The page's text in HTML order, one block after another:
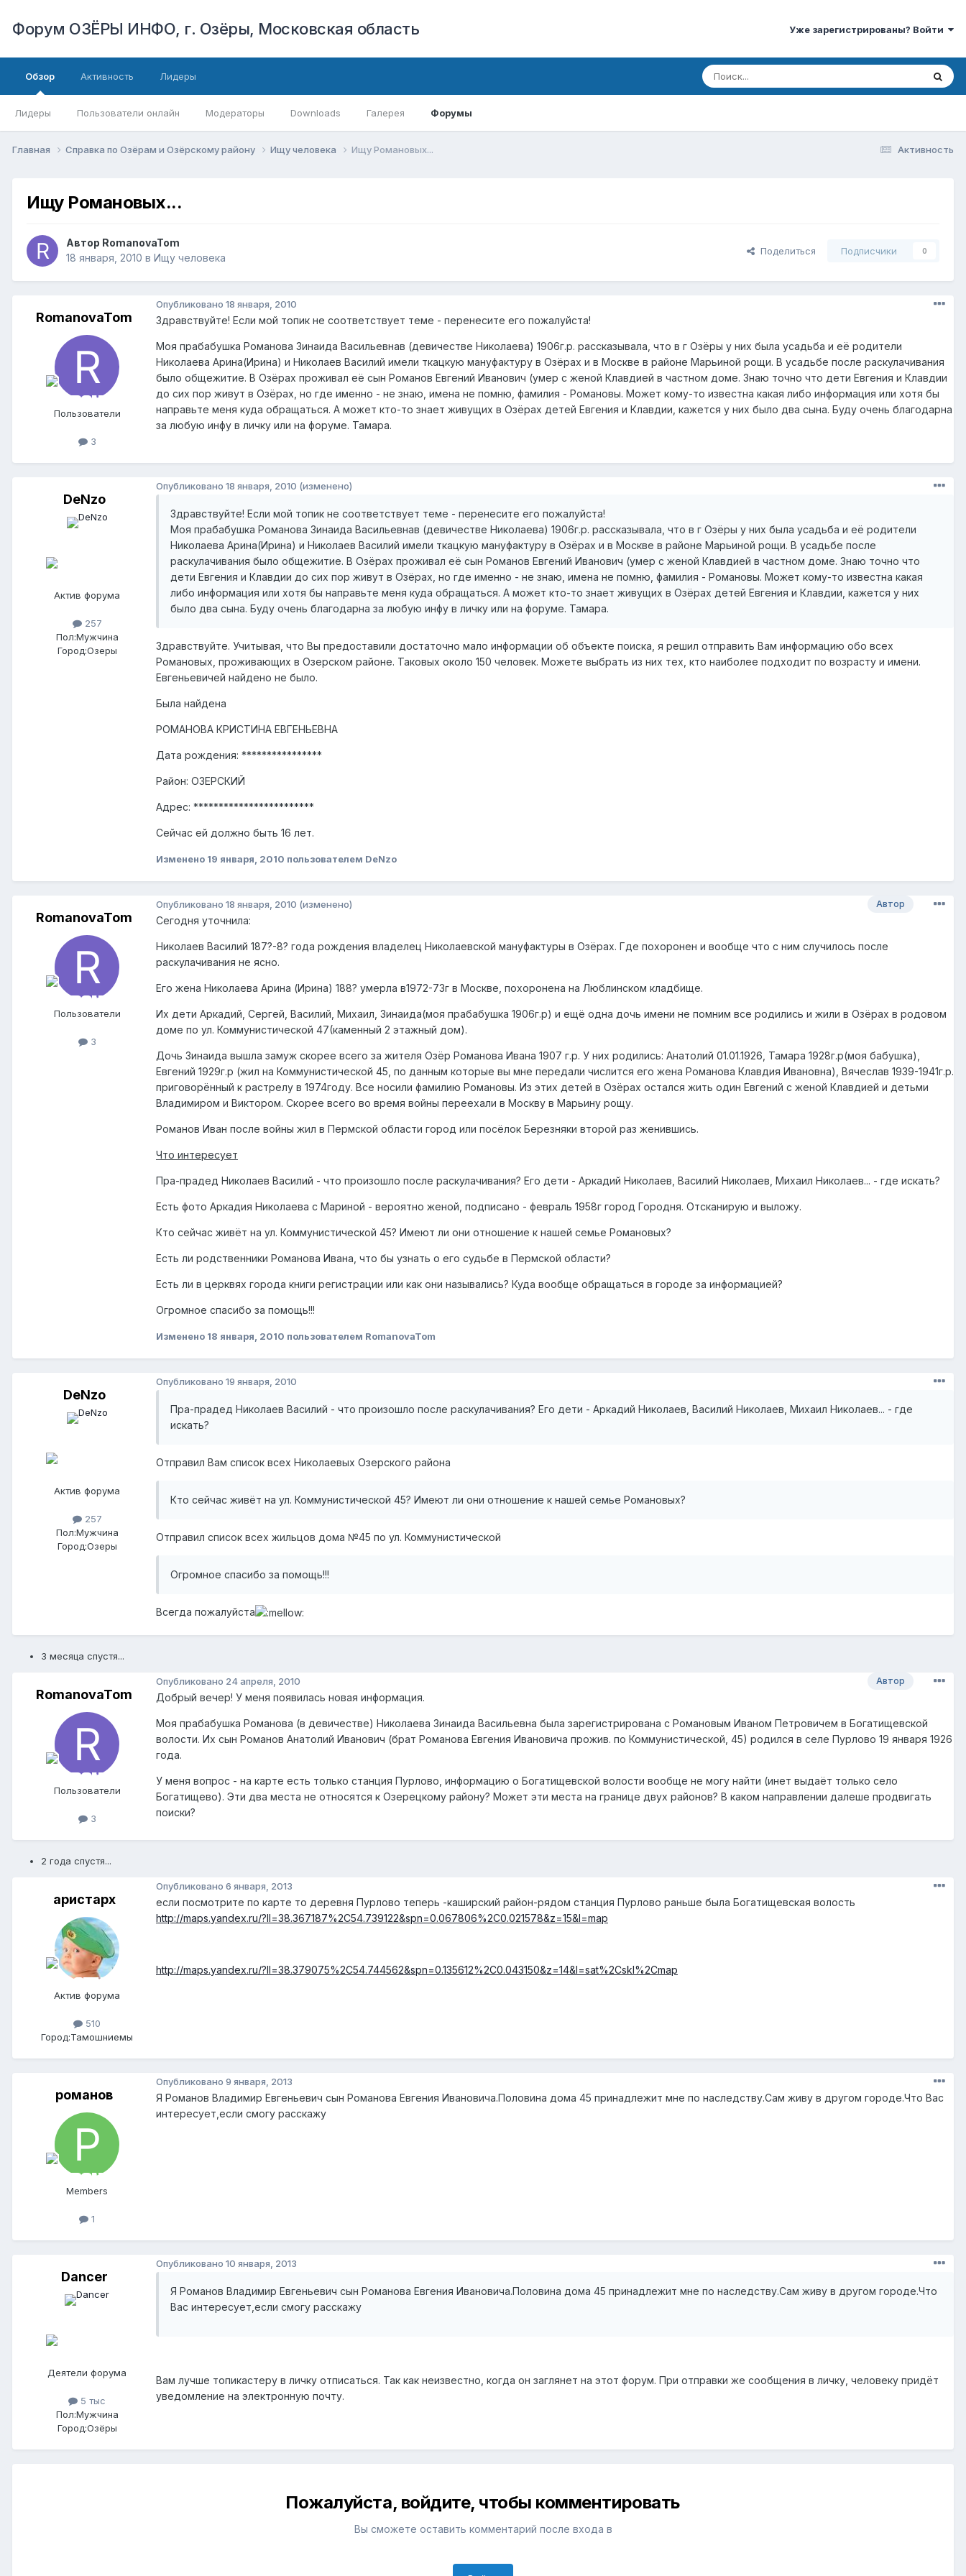
Форум ОЗЁРЫ ИНФО, г. Озёры, Московская область Уже зарегистрированы? Войти
Обзор
Лидеры Пользователи онлайн Модераторы Downloads Галерея Форумы
Активность Лидеры
Активность
Главная Справка по Озёрам и Озёрскому району Ищу человека Ищу Романовых...
Ищу Романовых...
Автор RomanovaTom
18 января, 2010 в Ищу человека
Поделиться Подписчики 0
RomanovaTom
Пользователи
3
Опубликовано 18 января, 2010
Здравствуйте! Если мой топик не соответствует теме - перенесите его пожалуйста!
Моя прабабушка Романова Зинаида Васильевнав (девичестве Николаева) 1906г.р. рассказывала, что в г Озёры у них была усадьба и её родители
Николаева Арина(Ирина) и Николаев Василий имели ткацкую мануфактуру в Озёрах и в Москве в районе Марьиной рощи. В усадьбе после раскулачивания
было общежитие. В Озёрах проживал её сын Романов Евгений Иванович (умер с женой Клавдией в частном доме. Знаю точно что дети Евгения и Клавдии
до сих пор живут в Озёрах, но где именно - не знаю, имена не помню, фамилия - Романовы. Может кому-то известна какая либо информация или хотя бы
направьте меня куда обращаться. А может кто-то знает живущих в Озёрах детей Евгения и Клавдии, кажется у них было два сына. Буду очень благодарна
за любую инфу в личку или на форуме. Тамара.
DeNzo
Актив форума
257
Пол:Мужчина
Город:Озеры
Опубликовано 18 января, 2010 (изменено)
Здравствуйте! Если мой топик не соответствует теме - перенесите его пожалуйста!
Моя прабабушка Романова Зинаида Васильевнав (девичестве Николаева) 1906г.р. рассказывала, что в г Озёры у них была усадьба и её родители
Николаева Арина(Ирина) и Николаев Василий имели ткацкую мануфактуру в Озёрах и в Москве в районе Марьиной рощи. В усадьбе после
раскулачивания было общежитие. В Озёрах проживал её сын Романов Евгений Иванович (умер с женой Клавдией в частном доме. Знаю точно что
дети Евгения и Клавдии до сих пор живут в Озёрах, но где именно - не знаю, имена не помню, фамилия - Романовы. Может кому-то известна какая
либо информация или хотя бы направьте меня куда обращаться. А может кто-то знает живущих в Озёрах детей Евгения и Клавдии, кажется у них
было два сына. Буду очень благодарна за любую инфу в личку или на форуме. Тамара.
Здравствуйте. Учитывая, что Вы предоставили достаточно мало информации об объекте поиска, я решил отправить Вам информацию обо всех
Романовых, проживающих в Озерском районе. Таковых около 150 человек. Можете выбрать из них тех, кто наиболее подходит по возрасту и имени.
Евгеньевичей найдено не было.
Была найдена
РОМАНОВА КРИСТИНА ЕВГЕНЬЕВНА
Дата рождения: ****************
Район: ОЗЕРСКИЙ
Адрес: ************************
Сейчас ей должно быть 16 лет.
Изменено 19 января, 2010 пользователем DeNzo
RomanovaTom
Пользователи
3
Автор
Опубликовано 18 января, 2010 (изменено)
Сегодня уточнила:
Николаев Василий 187?-8? года рождения владелец Николаевской мануфактуры в Озёрах. Где похоронен и вообще что с ним случилось после
раскулачивания не ясно.
Его жена Николаева Арина (Ирина) 188? умерла в1972-73г в Москве, похоронена на Люблинском кладбище.
Их дети Аркадий, Сергей, Василий, Михаил, Зинаида(моя прабабушка 1906г.р) и ещё одна дочь имени не помним все родились и жили в Озёрах в родовом
доме по ул. Коммунистической 47(каменный 2 этажный дом).
Дочь Зинаида вышла замуж скорее всего за жителя Озёр Романова Ивана 1907 г.р. У них родились: Анатолий 01.01.1926, Тамара 1928г.р(моя бабушка),
Евгений 1929г.р (жил на Коммунистической 45, по данным которые вы мне передали числится его жена Романова Клавдия Ивановна), Вячеслав 1939-1941г.р.
приговорённый к растрелу в 1974году. Все носили фамилию Романовы. Из этих детей в Озёрах остался жить один Евгений с женой Клавдией и детьми
Владимиром и Виктором. Скорее всего во время войны переехали в Москву в Марьину рощу.
Романов Иван после войны жил в Пермской области город или посёлок Березняки второй раз женившись.
Что интересует
Пра-прадед Николаев Василий - что произошло после раскулачивания? Его дети - Аркадий Николаев, Василий Николаев, Михаил Николаев... - где искать?
Есть фото Аркадия Николаева с Мариной - вероятно женой, подписано - февраль 1958г город Городня. Отсканирую и выложу.
Кто сейчас живёт на ул. Коммунистической 45? Имеют ли они отношение к нашей семье Романовых?
Есть ли родственники Романова Ивана, что бы узнать о его судьбе в Пермской области?
Есть ли в церквях города книги регистрации или как они назывались? Куда вообще обращаться в городе за информацией?
Огромное спасибо за помощь!!!
Изменено 18 января, 2010 пользователем RomanovaTom
DeNzo
Актив форума
257
Пол:Мужчина
Город:Озеры
Опубликовано 19 января, 2010
Пра-прадед Николаев Василий - что произошло после раскулачивания? Его дети - Аркадий Николаев, Василий Николаев, Михаил Николаев... - где
искать?
Отправил Вам список всех Николаевых Озерского района
Кто сейчас живёт на ул. Коммунистической 45? Имеют ли они отношение к нашей семье Романовых?
Отправил список всех жильцов дома №45 по ул. Коммунистической
Огромное спасибо за помощь!!!
Всегда пожалуйста
3 месяца спустя...
RomanovaTom
Пользователи
3
Автор
Опубликовано 24 апреля, 2010
Добрый вечер! У меня появилась новая информация.
Моя прабабушка Романова (в девичестве) Николаева Зинаида Васильевна была зарегистрирована с Романовым Иваном Петровичем в Богатищевской
волости. Их сын Романов Анатолий Иванович (брат Романова Евгения Ивановича прожив. по Коммунистической, 45) родился в селе Пурлово 19 января 1926
года.
У меня вопрос - на карте есть только станция Пурлово, информацию о Богатищевской волости вообще не могу найти (инет выдаёт только село
Богатищево). Эти два места не относятся к Озерецкому району? Может эти места на границе двух районов? В каком направлении далеше продвигать
поиски?
2 года спустя...
аристарх
Актив форума
510
Город:Тамошниемы
Опубликовано 6 января, 2013
если посмотрите по карте то деревня Пурлово теперь -каширский район-рядом станция Пурлово раньше была Богатищевская волость
http://maps.yandex.ru/?ll=38.367187%2C54.739122&spn=0.067806%2C0.021578&z=15&l=map
http://maps.yandex.ru/?ll=38.379075%2C54.744562&spn=0.135612%2C0.043150&z=14&l=sat%2Cskl%2Cmap
романов
Members
1
Опубликовано 9 января, 2013
Я Романов Владимир Евгеньевич сын Романова Евгения Ивановича.Половина дома 45 принадлежит мне по наследству.Сам живу в другом городе.Что Вас
интересует,если смогу расскажу
Dancer
Деятели форума
5 тыс
Пол:Мужчина
Город:Озёры
Опубликовано 10 января, 2013
Я Романов Владимир Евгеньевич сын Романова Евгения Ивановича.Половина дома 45 принадлежит мне по наследству.Сам живу в другом городе.Что
Вас интересует,если смогу расскажу
Вам лучше топикастеру в личку отписаться. Так как неизвестно, когда он заглянет на этот форум. При отправки же сообщения в личку, человеку придёт
уведомление на электронную почту.
Пожалуйста, войдите, чтобы комментировать
Вы сможете оставить комментарий после входа в